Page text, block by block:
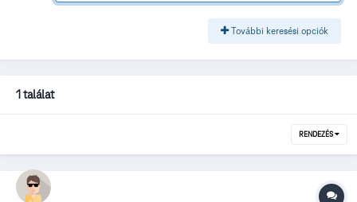
További keresési opciók
1 találat
RENDEZÉS